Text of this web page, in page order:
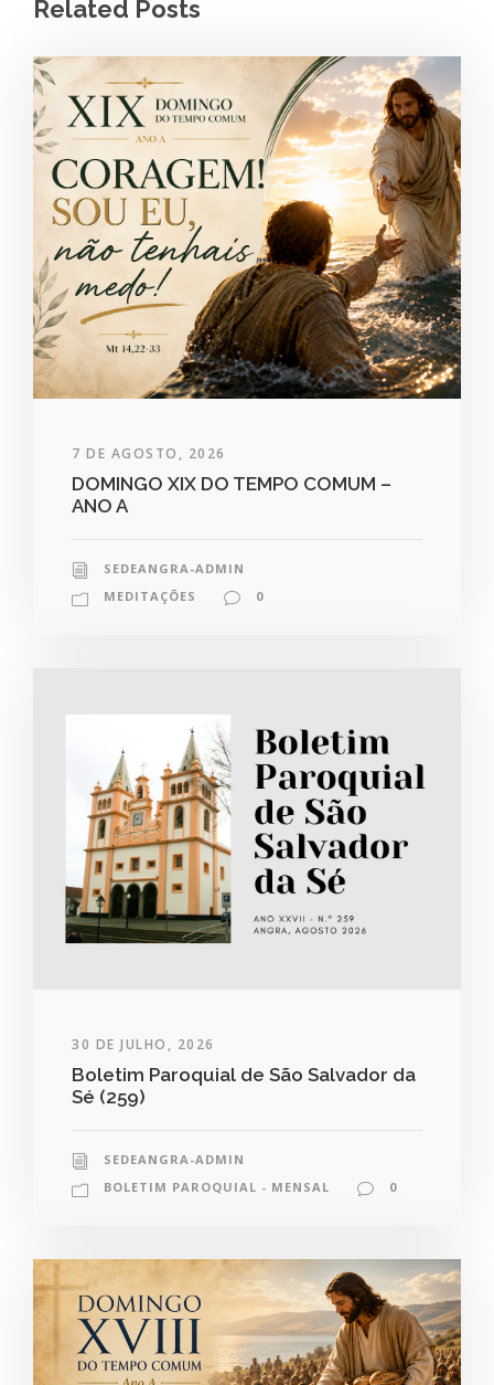
Related Posts
7 DE AGOSTO, 2026
DOMINGO XIX DO TEMPO COMUM –
ANO A
SEDEANGRA-ADMIN
MEDITAÇÕES
0
30 DE JULHO, 2026
Boletim Paroquial de São Salvador da
Sé (259)
SEDEANGRA-ADMIN
BOLETIM PAROQUIAL - MENSAL
0